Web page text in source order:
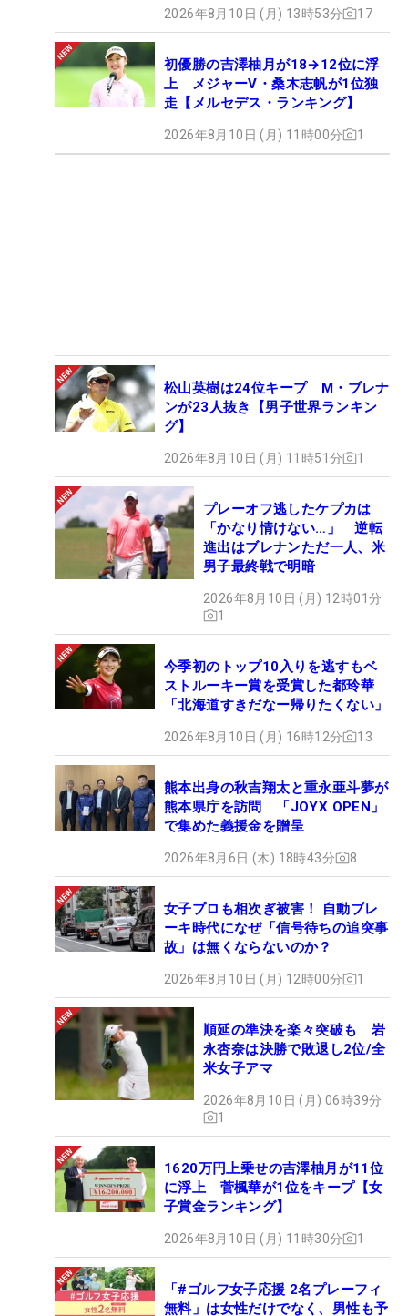
2026年8月10日 (月) 13時53分 17
初優勝の吉澤柚月が18→12位に浮
上 メジャーV・桑木志帆が1位独
走【メルセデス・ランキング】
2026年8月10日 (月) 11時00分 1
松山英樹は24位キープ M・ブレナ
ンが23人抜き【男子世界ランキン
グ】
2026年8月10日 (月) 11時51分 1
プレーオフ逃したケプカは
「かなり情けない…」 逆転
進出はブレナンただ一人、米
男子最終戦で明暗
2026年8月10日 (月) 12時01分
1
今季初のトップ10入りを逃すもベ
ストルーキー賞を受賞した都玲華
「北海道すきだなー帰りたくない」
2026年8月10日 (月) 16時12分 13
熊本出身の秋吉翔太と重永亜斗夢が
熊本県庁を訪問 「JOYX OPEN」
で集めた義援金を贈呈
2026年8月6日 (木) 18時43分 8
女子プロも相次ぎ被害！ 自動ブレ
ーキ時代になぜ「信号待ちの追突事
故」は無くならないのか？
2026年8月10日 (月) 12時00分 1
順延の準決を楽々突破も 岩
永杏奈は決勝で敗退し2位/全
米女子アマ
2026年8月10日 (月) 06時39分
1
1620万円上乗せの吉澤柚月が11位
に浮上 菅楓華が1位をキープ【女
子賞金ランキング】
2026年8月10日 (月) 11時30分 1
「#ゴルフ女子応援 2名プレーフィ
無料」は女性だけでなく、男性も予